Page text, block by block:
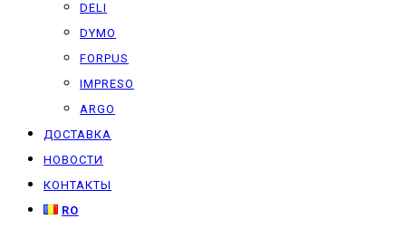
DELI
DYMO
FORPUS
IMPRESO
ARGO
ДОСТАВКА
НОВОСТИ
КОНТАКТЫ
RO